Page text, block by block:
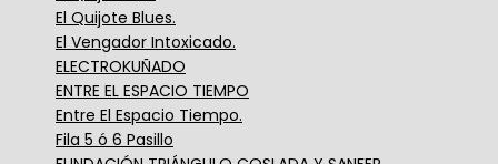
El Quijote Blues.
El Vengador Intoxicado.
ELECTROKUÑADO
ENTRE EL ESPACIO TIEMPO
Entre El Espacio Tiempo.
Fila 5 ó 6 Pasillo